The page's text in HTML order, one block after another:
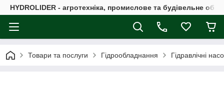
HYDROLIDER - агротехніка, промислове та будівельне
Товари та послуги Гідрообладнання Гідравлічні